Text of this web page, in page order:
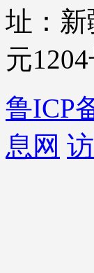
址：
元
鲁ICP
息网